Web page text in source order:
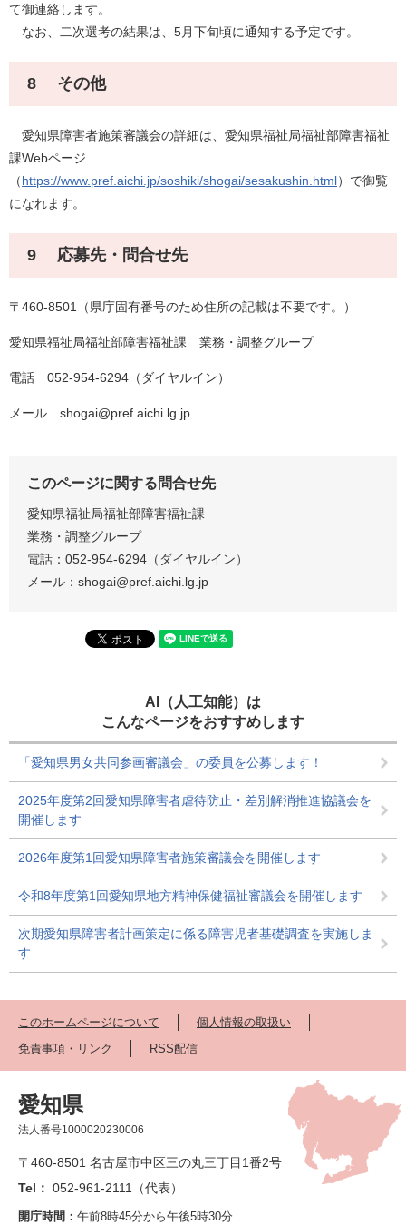
て御連絡します。
なお、二次選考の結果は、5月下旬頃に通知する予定です。
8 その他
愛知県障害者施策審議会の詳細は、愛知県福祉局福祉部障害福祉
課Webページ
（https://www.pref.aichi.jp/soshiki/shogai/sesakushin.html）で御覧
になれます。
9 応募先・問合せ先
〒460-8501（県庁固有番号のため住所の記載は不要です。）
愛知県福祉局福祉部障害福祉課 業務・調整グループ
電話 052-954-6294（ダイヤルイン）
メール shogai@pref.aichi.lg.jp
このページに関する問合せ先
愛知県福祉局福祉部障害福祉課
業務・調整グループ
電話：052-954-6294（ダイヤルイン）
メール：shogai@pref.aichi.lg.jp
AI（人工知能）は
こんなページをおすすめします
「愛知県男女共同参画審議会」の委員を公募します！
2025年度第2回愛知県障害者虐待防止・差別解消推進協議会を
開催します
2026年度第1回愛知県障害者施策審議会を開催します
令和8年度第1回愛知県地方精神保健福祉審議会を開催します
次期愛知県障害者計画策定に係る障害児者基礎調査を実施しま
す
このホームページについて
個人情報の取扱い
免責事項・リンク
RSS配信
愛知県
法人番号1000020230006
〒460-8501 名古屋市中区三の丸三丁目1番2号
Tel： 052-961-2111（代表）
開庁時間： 午前8時45分から午後5時30分